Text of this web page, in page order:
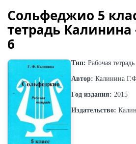
Сольфеджио 5
тетрадь Калинина
6
Тип: Рабочая тетрадь
Автор: Калинина
Год издания: 2015
Издательство: